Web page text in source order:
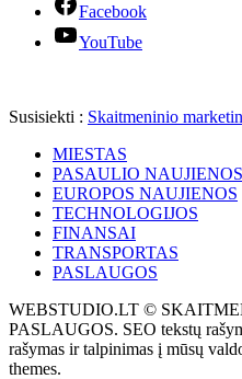
Facebook
YouTube
Susisiekti : Skaitmeninio
MIESTAS
PASAULIO NAUJIENOS
EUROPOS NAUJIENOS
TECHNOLOGIJOS
FINANSAI
TRANSPORTAS
PASLAUGOS
WEBSTUDIO.LT ©
PASLAUGOS. SEO tekstų
rašymas ir talpinimas į mūsų
themes.